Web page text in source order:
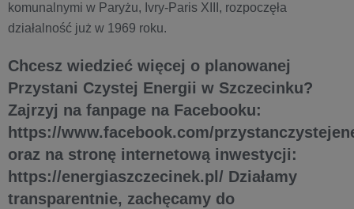
komunalnymi w Paryżu, Ivry-Paris XIII, rozpoczęła
działalność już w 1969 roku.
Chcesz wiedzieć więcej o planowanej
Przystani Czystej Energii w Szczecinku?
Zajrzyj na fanpage na Facebooku:
https://www.facebook.com/
oraz na stronę internetową inwestycji:
https://energiaszczecinek.pl/ Działamy
transparentnie, zachęcamy do